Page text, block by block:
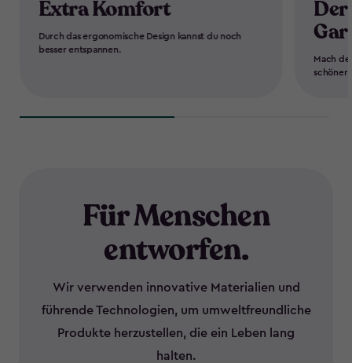
Extra Komfort
Durch das ergonomische Design kannst du noch
besser entspannen.
Mach
schöner
Für Menschen
entworfen.
Wir verwenden innovative Materialien und
führende Technologien, um umweltfreundliche
Produkte herzustellen, die ein Leben lang
halten.